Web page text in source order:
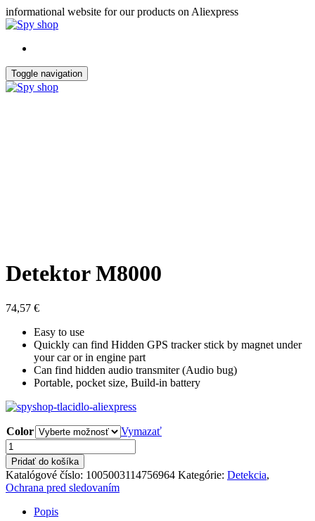
Skip
to
content
informational website for our products on Aliexpress
Toggle navigation
Detektor M8000
74,57 €
Easy to use
Quickly can find Hidden GPS tracker stick by magnet under
your car or in engine part
Can find hidden audio transmiter (Audio bug)
Portable, pocket size, Build-in battery
Color
Vymazať
množstvo
Detektor
M8000
Pridať do košíka
Katalógové číslo: 1005003114756964 Kategórie: Detekcia,
Ochrana pred sledovaním
Popis